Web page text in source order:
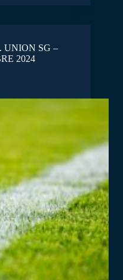
UNION SG –
2024